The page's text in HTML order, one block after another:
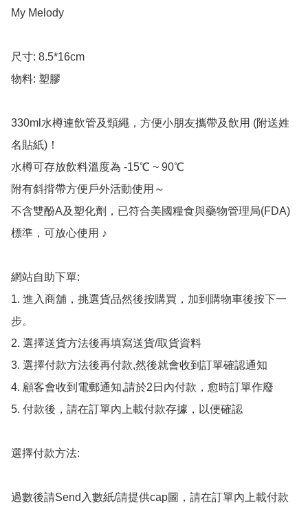
My Melody
尺寸: 8.5*16cm
物料: 塑膠
330ml水樽連飲管及頸繩，方便小朋友攜帶及飲用 (附送姓
名貼紙)！
水樽可存放飲料溫度為 -15℃ ~ 90℃
附有斜揹帶方便戶外活動使用～
不含雙酚A及塑化劑，已符合美國糧食與藥物管理局(FDA)
標準，可放心使用 ♪
網站自助下單:
1. 進入商舖，挑選貨品然後按購買，加到購物車後按下一
步。
2. 選擇送貨方法後再填寫送貨/取貨資料
3. 選擇付款方法後再付款,然後就會收到訂單確認通知
4. 顧客會收到電郵通知,請於2日內付款，愈時訂單作廢
5. 付款後，請在訂單內上載付款存據，以便確認
選擇付款方法:
過數後請Send入數紙/請提供cap圖，請在訂單內上載付款